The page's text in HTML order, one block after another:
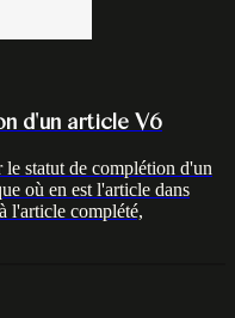
d'un article V6
statut de complétion d'un
où en est l'article dans
l'article complété,